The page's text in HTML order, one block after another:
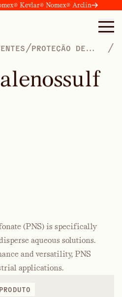
Kevlar® Nomex® Arclin
/PROTEÇÃO DE
/
alenossulf
(PNS) is specifically
aqueous solutions.
and versatility, PNS
applications.